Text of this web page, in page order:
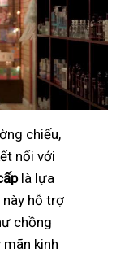
chiếu,
nối với
là lựa
này hỗ trợ
chồng
mãn kinh